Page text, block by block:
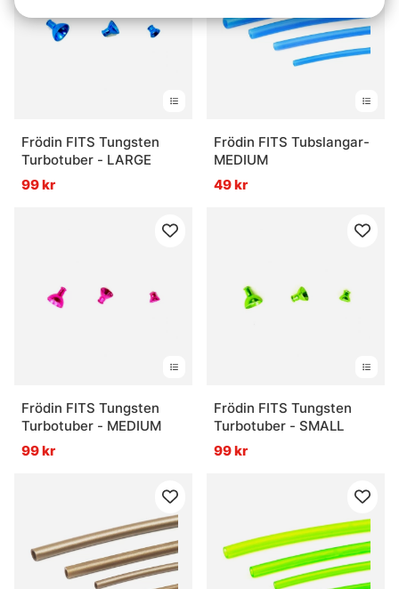
Frödin FITS Tungsten
Turbotuber - LARGE
99 kr
Frödin FITS Tubslangar-
MEDIUM
49 kr
Frödin FITS Tungsten
Turbotuber - MEDIUM
99 kr
Frödin FITS Tungsten
Turbotuber - SMALL
99 kr